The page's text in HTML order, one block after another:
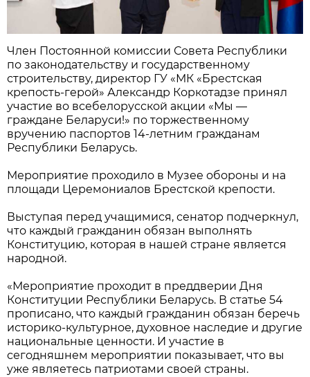
Член Постоянной комиссии Совета Республики
по законодательству и государственному
строительству, директор ГУ «МК «Брестская
крепость-герой» Александр Коркотадзе принял
участие во всебелорусской акции «Мы —
граждане Беларуси!» по торжественному
вручению паспортов 14-летним гражданам
Республики Беларусь.
Мероприятие проходило в Музее обороны и на
площади Церемониалов Брестской крепости.
Выступая перед учащимися, сенатор подчеркнул,
что каждый гражданин обязан выполнять
Конституцию, которая в нашей стране является
народной.
«Мероприятие проходит в преддверии Дня
Конституции Республики Беларусь. В статье 54
прописано, что каждый гражданин обязан беречь
историко-культурное, духовное наследие и другие
национальные ценности. И участие в
сегодняшнем мероприятии показывает, что вы
уже являетесь патриотами своей страны.